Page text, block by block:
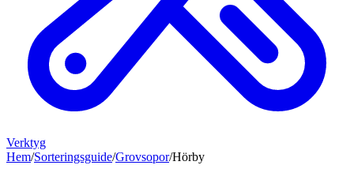
Verktyg
Hem/Sorteringsguide/Grovsopor/Hörby